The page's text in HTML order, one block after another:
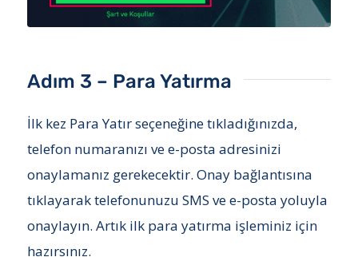
Adım 3 – Para Yatırma
İlk kez Para Yatır seçeneğine tıkladığınızda,
telefon numaranızı ve e-posta adresinizi
onaylamanız gerekecektir. Onay bağlantısına
tıklayarak telefonunuzu SMS ve e-posta yoluyla
onaylayın. Artık ilk para yatırma işleminiz için
hazırsınız.